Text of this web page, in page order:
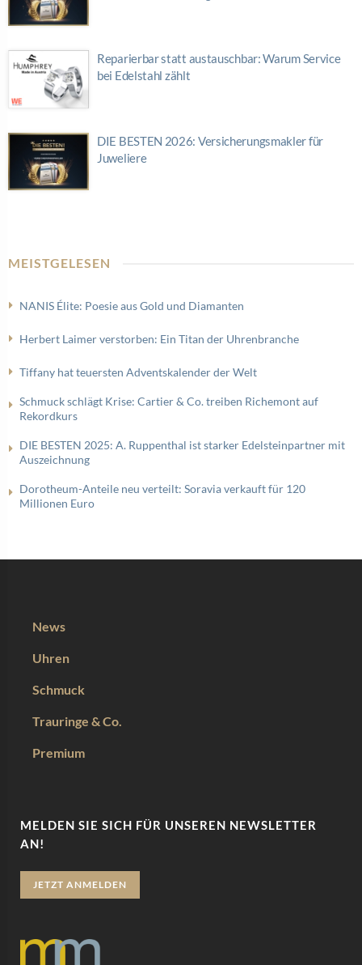
Reparierbar statt austauschbar: Warum Service
bei Edelstahl zählt
DIE BESTEN 2026: Versicherungsmakler für
Juweliere
MEISTGELESEN
NANIS Élite: Poesie aus Gold und Diamanten
Herbert Laimer verstorben: Ein Titan der Uhrenbranche
Tiffany hat teuersten Adventskalender der Welt
Schmuck schlägt Krise: Cartier & Co. treiben Richemont auf
Rekordkurs
DIE BESTEN 2025: A. Ruppenthal ist starker Edelsteinpartner mit
Auszeichnung
Dorotheum-Anteile neu verteilt: Soravia verkauft für 120
Millionen Euro
News
Uhren
Schmuck
Trauringe & Co.
Premium
MELDEN SIE SICH FÜR UNSEREN NEWSLETTER
AN!
JETZT ANMELDEN